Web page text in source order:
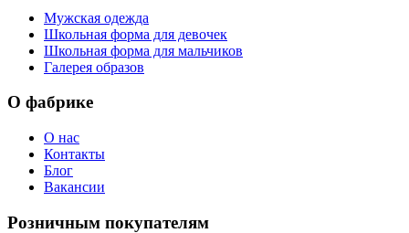
Мужская одежда
Школьная форма для девочек
Школьная форма для мальчиков
Галерея образов
О фабрике
О нас
Контакты
Блог
Вакансии
Розничным покупателям